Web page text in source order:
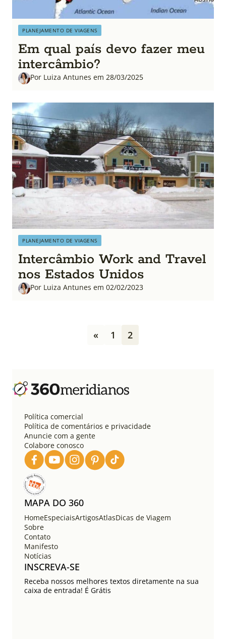
PLANEJAMENTO DE VIAGENS
Em qual país devo fazer meu
intercâmbio?
Por Luiza Antunes em 28/03/2025
PLANEJAMENTO DE VIAGENS
Intercâmbio Work and Travel
nos Estados Unidos
Por Luiza Antunes em 02/02/2023
a
ç
« 1 2
Política comercial
Política de comentários e privacidade
Anuncie com a gente
Colabore conosco
MAPA DO 360
HomeEspeciaisArtigosAtlasDicas de Viagem
Sobre
Contato
Manifesto
Notícias
INSCREVA-SE
Receba nossos melhores textos diretamente na sua
caixa de entrada! É Grátis